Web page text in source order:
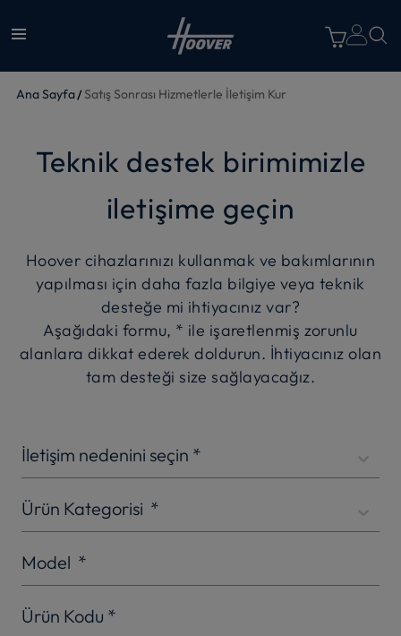
Ana Sayfa Satış Sonrası Hizmetlerle İletişim Kur
Teknik destek birimimizle
iletişime geçin
Hoover cihazlarınızı kullanmak ve bakımlarının
yapılması için daha fazla bilgiye veya teknik
desteğe mi ihtiyacınız var?
Aşağıdaki formu, * ile işaretlenmiş zorunlu
alanlara dikkat ederek doldurun. İhtiyacınız olan
tam desteği size sağlayacağız.
İletişim nedenini seçin *
Ürün Kategorisi *
Model *
Ürün Kodu *